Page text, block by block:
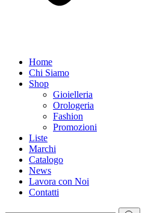
Home
Chi Siamo
Shop
Gioielleria
Orologeria
Fashion
Promozioni
Liste
Marchi
Catalogo
News
Lavora con Noi
Contatti